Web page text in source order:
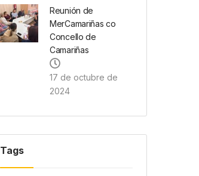
Reunión de
MerCamariñas co
Concello de
Camariñas
17 de octubre de
2024
Tags